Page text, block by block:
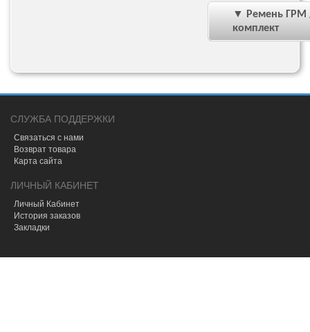
▼ Ремень ГРМ
комплект
СЛУЖБА ПОДДЕРЖКИ
Связаться с нами
Возврат товара
Карта сайта
ЛИЧНЫЙ КАБИНЕТ
Личный Кабинет
История заказов
Закладки